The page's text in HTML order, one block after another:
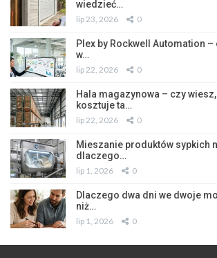
wiedzieć…
lip 23, 2026 0
Plex by Rockwell Automation
w…
lip 22, 2026 0
Hala magazynowa – czy
kosztuje ta…
lip 22, 2026 0
Mieszanie produktów sypkich
dlaczego…
lip 1, 2026 0
Dlaczego dwa dni we dwoje
niż…
lip 1, 2026 0